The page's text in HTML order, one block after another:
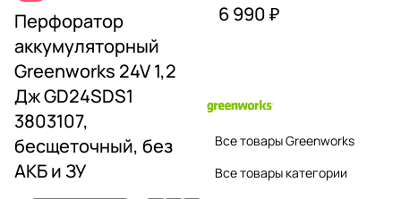
Перфоратор
аккумуляторный
Greenworks 24V 1,2
Дж GD24SDS1
3803107,
бесщеточный, без
АКБ и ЗУ
6 990 ₽
Все товары Greenworks
Все товары категории